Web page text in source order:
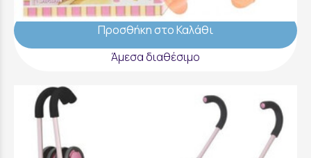
Προσθήκη στο Καλάθι
Άμεσα διαθέσιμο